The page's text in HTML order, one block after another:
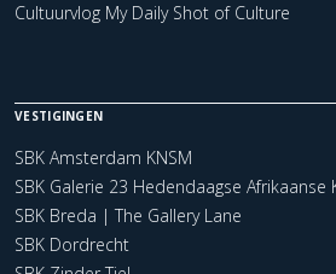
Cultuurvlog My Daily Shot of Culture
VESTIGINGEN
SBK Amsterdam KNSM
SBK Galerie 23 Hedendaagse Afrikaanse
SBK Breda | The Gallery Lane
SBK Dordrecht